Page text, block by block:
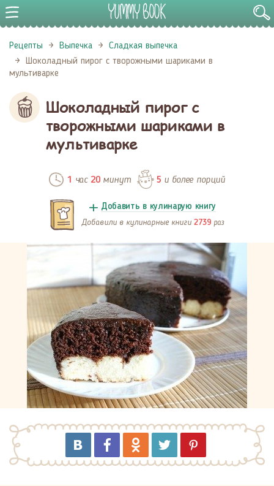
Рецепты Выпечка
Сладкая выпечка
Шоколадный пирог с творожными шариками в
мультиварке
Шоколадный пирог с
творожными шариками в
мультиварке
1 час 20минут 5 и более порций
Добавить в кулинарую книгу
Добавили в кулинарные книги 2739 раз